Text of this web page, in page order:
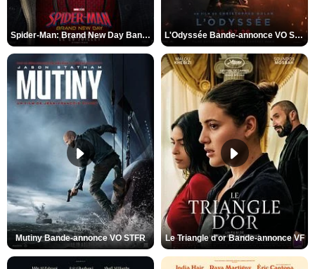
Spider-Man: Brand New Day Bande-annonce VO STFR L'Odyssée Bande-annonce VO STFR
Mutiny Bande-annonce VO STFR Le Triangle d'or Bande-annonce VF